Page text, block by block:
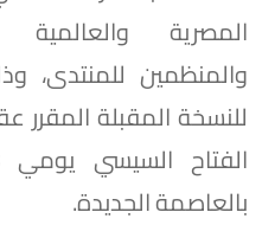
المصرية والعالمية
والمنظمين للمنتدى،
للنسخة المقبلة المقرر
بالعاصمة الجديدة.